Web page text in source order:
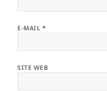
E-MAIL *
SITE WEB